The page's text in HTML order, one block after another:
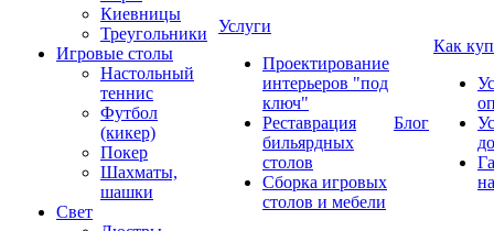
Киевницы
Треугольники
Игровые столы
Настольный
теннис
Футбол
(кикер)
Покер
Шахматы,
шашки
Свет
Услуги
Проектирование
интерьеров "под
ключ"
Реставрация
бильярдных
столов
Сборка игровых
столов и мебели
Блог
Как